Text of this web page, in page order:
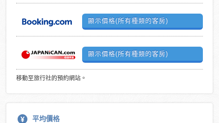
顯示價格(所有種類的客房)
顯示價格(所有種類的客房)
移動至旅行社的預約網站。
平均價格